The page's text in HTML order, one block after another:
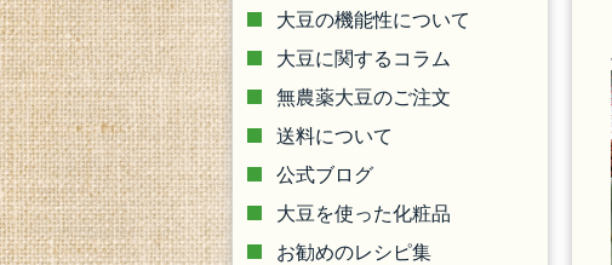
大豆の機能性について
大豆に関するコラム
無農薬大豆のご注文
送料について
公式ブログ
大豆を使った化粧品
お勧めのレシピ集